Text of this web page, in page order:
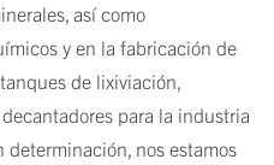
así como
y en la fabricación de
de lixiviación,
para la industria
determinación, nos estamos